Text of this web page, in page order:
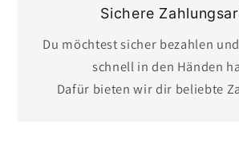
Sichere
Du möchtest sicher bezahlen
schnell in den Händen
Dafür bieten wir dir beliebte